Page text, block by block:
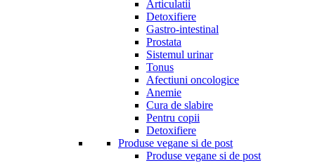
Articulatii
Detoxifiere
Gastro-intestinal
Prostata
Sistemul urinar
Tonus
Afectiuni oncologice
Anemie
Cura de slabire
Pentru copii
Detoxifiere
Produse vegane si de post
Produse vegane si de post